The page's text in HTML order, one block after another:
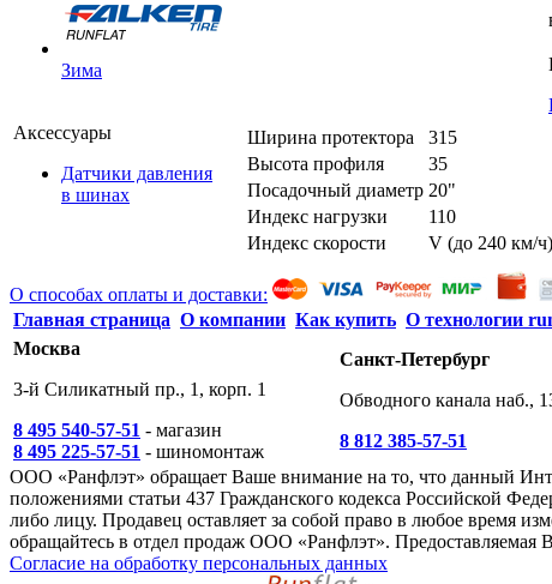
Зима
Аксессуары
Датчики давления
в шинах
Ширина протектора
315
Высота профиля
35
Посадочный диаметр 20"
Индекс нагрузки
110
Индекс скорости
V (до 240 км/ч)
О способах оплаты и доставки:
Главная страница О компании Как купить О технологии
Москва
3-й Силикатный пр., 1, корп. 1
8 495 540-57-51 - магазин
8 495 225-57-51 - шиномонтаж
Санкт-Петербург
Обводного канала наб.,
8 812 385-57-51
ООО «Ранфлэт» обращает Ваше внимание на то, что данный
положениями статьи 437 Гражданского кодекса Российской
либо лицу. Продавец оставляет за собой право в любое время
обращайтесь в отдел продаж ООО «Ранфлэт». Предоставляемая
Согласие на обработку персональных данных